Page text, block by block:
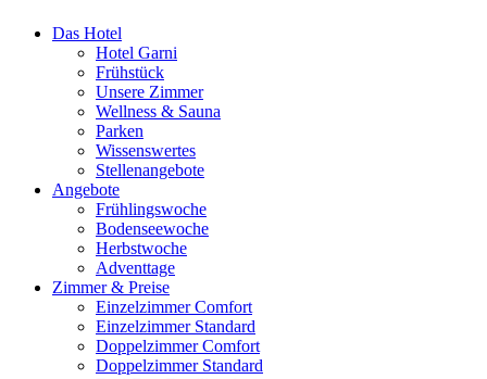
Das Hotel
Hotel Garni
Frühstück
Unsere Zimmer
Wellness & Sauna
Parken
Wissenswertes
Stellenangebote
Angebote
Frühlingswoche
Bodenseewoche
Herbstwoche
Adventtage
Zimmer & Preise
Einzelzimmer Comfort
Einzelzimmer Standard
Doppelzimmer Comfort
Doppelzimmer Standard